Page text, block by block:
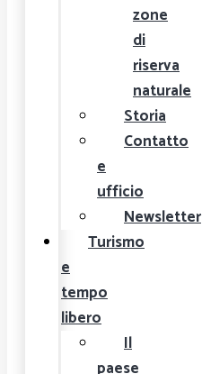
zone
di
riserva
naturale
Storia
Contatto
e
ufficio
Newsletter
Turismo
e
tempo
libero
Il
paese